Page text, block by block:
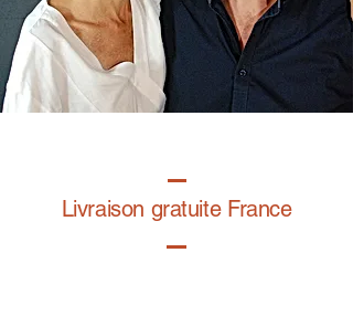
Livraison gratuite France